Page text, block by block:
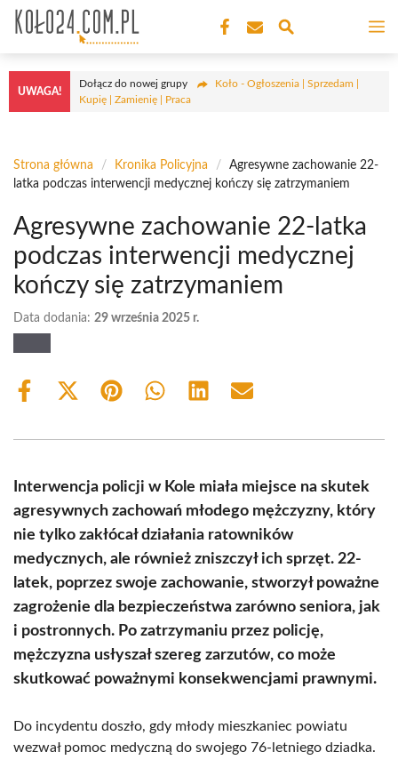
Przejdź
treści
UWAGA!
Dołącz do nowej grupy
Koło - Ogłoszenia | Sprzedam |
Kupię | Zamienię | Praca
Strona główna / Kronika Policyjna /
Agresywne zachowanie 22-
latka podczas interwencji medycznej kończy się zatrzymaniem
Agresywne zachowanie 22-latka
podczas interwencji medycznej
kończy się zatrzymaniem
Data dodania: 29 września 2025 r.
Share
Share
(Twitter)
Share Share Share Share
Interwencja policji w Kole miała miejsce na skutek
agresywnych zachowań młodego mężczyzny, który
nie tylko zakłócał działania ratowników
medycznych, ale również zniszczył ich sprzęt. 22-
latek, poprzez swoje zachowanie, stworzył poważne
zagrożenie dla bezpieczeństwa zarówno seniora, jak
i postronnych. Po zatrzymaniu przez policję,
mężczyzna usłyszał szereg zarzutów, co może
skutkować poważnymi konsekwencjami prawnymi.
Do incydentu doszło, gdy młody mieszkaniec powiatu
wezwał pomoc medyczną do swojego 76-letniego dziadka.